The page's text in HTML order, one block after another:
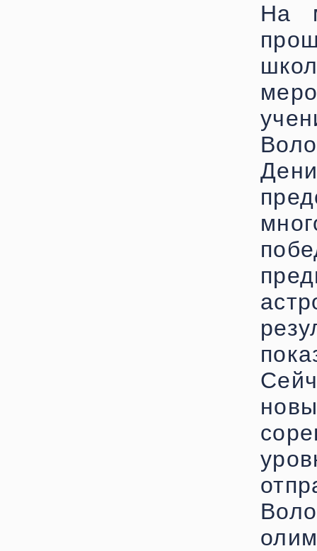
На